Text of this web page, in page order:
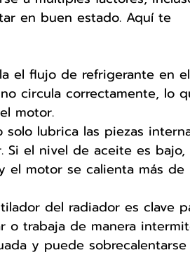
en buen estado. Aquí te
el flujo de refrigerante en el
circula correctamente, lo
motor.
lubrica las piezas
Si el nivel de aceite es bajo,
el motor se calienta más de
del radiador es clave
o trabaja de manera
y puede sobrecalentarse